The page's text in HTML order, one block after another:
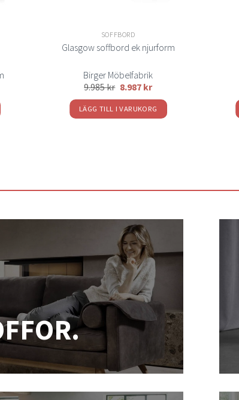
SOFFBORD
Glasgow soffbord ek njurform
Birger Möbelfabrik
9.985kr 8.987 kr
LÄGG TILL I VARUKORG